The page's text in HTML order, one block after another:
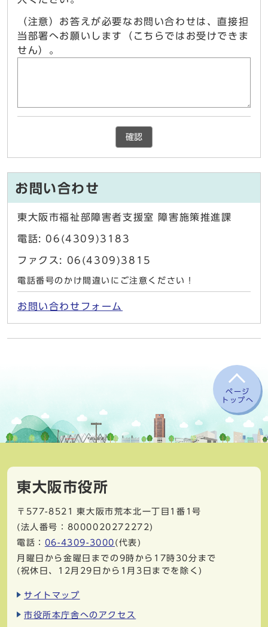
（注意）お答えが必要なお問い合わせは、直接担
当部署へお願いします（こちらではお受けできま
せん）。
確認
お問い合わせ
東大阪市福祉部障害者支援室 障害施策推進課
電話: 06(4309)3183
ファクス: 06(4309)3815
電話番号のかけ間違いにご注意ください！
お問い合わせフォーム
ページ
トップへ
東大阪市役所
〒577-8521
東大阪市荒本北一丁目1番1号
(法人番号：8000020272272)
電話： 06-4309-3000 (代表)
月曜日から金曜日までの9時から17時30分まで
(祝休日、12月29日から1月3日までを除く)
サイトマップ
市役所本庁舎へのアクセス